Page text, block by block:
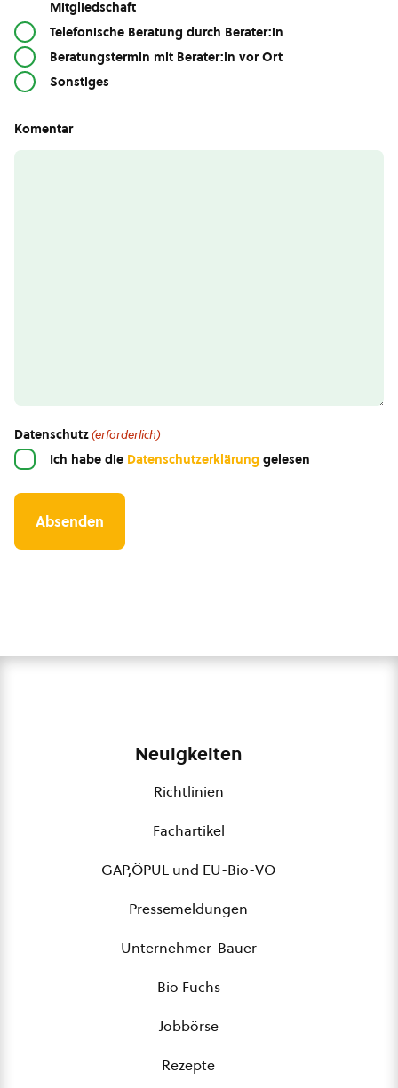
Mitgliedschaft
Telefonische Beratung durch Berater:in
Beratungstermin mit Berater:in vor Ort
Sonstiges
Komentar
Datenschutz(erforderlich)
Ich habe die Datenschutzerklärung gelesen
Neuigkeiten
Richtlinien
Fachartikel
GAP,ÖPUL und EU-Bio-VO
Pressemeldungen
Unternehmer-Bauer
Bio Fuchs
Jobbörse
Rezepte